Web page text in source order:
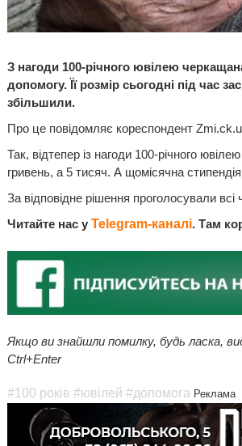
З нагоди 100-річного ювілею
допомогу. Її розмір сьогодні під час
збільшили.
Про це повідомляє кореспондент
Так, відтепер із нагоди 100-річного
гривень, а 5 тисяч. А щомісячна
За відповідне рішення проголосували всі
Читайте нас у Telegram-каналі. Там
Якщо ви знайшли помилку, будь ласка,
Ctrl+Enter
#100 років #ювілей #допомога Реклама